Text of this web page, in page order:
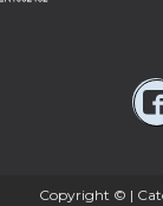
Copyright © |